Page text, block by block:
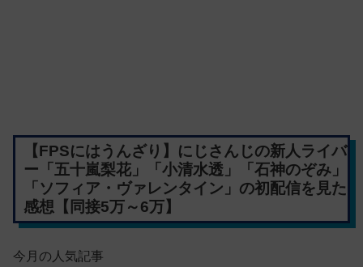
【FPSにはうんざり】にじさんじの新人ライバ
ー「五十嵐梨花」「小清水透」「石神のぞみ」
「ソフィア・ヴァレンタイン」の初配信を見た
感想【同接5万～6万】
今月の人気記事